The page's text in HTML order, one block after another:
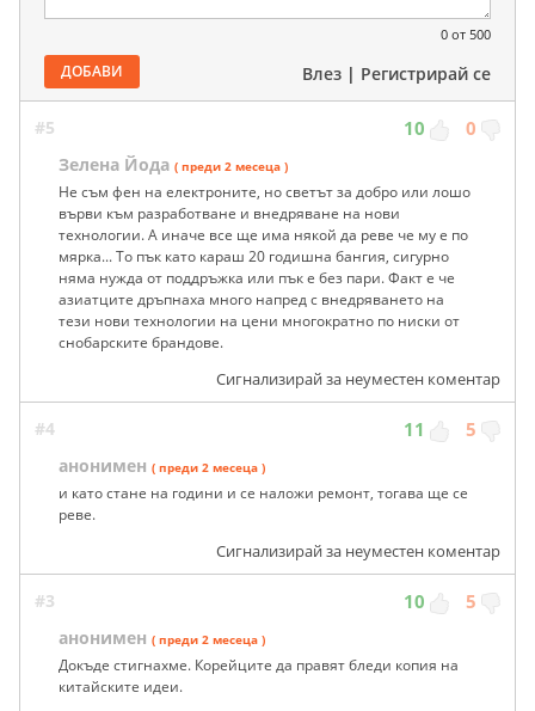
0 от 500
ДОБАВИ Влез | Регистрирай се
#5 10 0
Зелена Йода ( преди 2 месеца )
Не съм фен на електроните, но светът за добро или лошо
върви към разработване и внедряване на нови
технологии. А иначе все ще има някой да реве че му е по
мярка... То пък като караш 20 годишна бангия, сигурно
няма нужда от поддръжка или пък е без пари. Факт е че
азиатците дръпнаха много напред с внедряването на
тези нови технологии на цени многократно по ниски от
снобарските брандове.
Сигнализирай за неуместен коментар
#4 11 5
анонимен ( преди 2 месеца )
и като стане на години и се наложи ремонт, тогава ще се
реве.
Сигнализирай за неуместен коментар
#3 10 5
анонимен ( преди 2 месеца )
Докъде стигнахме. Корейците да правят бледи копия на
китайските идеи.